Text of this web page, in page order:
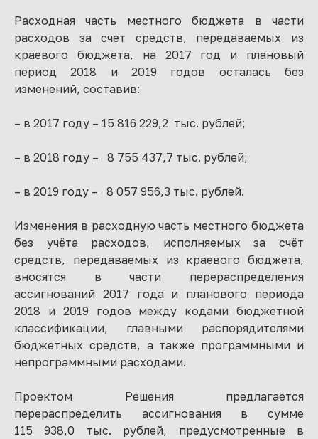
Расходная часть местного бюджета в части
расходов за счет средств, передаваемых из
краевого бюджета, на 2017 год и плановый
период 2018 и 2019 годов осталась без
изменений, составив:
– в 2017 году – 15 816 229,2 тыс. рублей;
– в 2018 году – 8 755 437,7 тыс. рублей;
– в 2019 году – 8 057 956,3 тыс. рублей.
Изменения в расходную часть местного бюджета
без учёта расходов, исполняемых за счёт
средств, передаваемых из краевого бюджета,
вносятся в части перераспределения
ассигнований 2017 года и планового периода
2018 и 2019 годов между кодами бюджетной
классификации, главными распорядителями
бюджетных средств, а также программными и
непрограммными расходами.
Проектом Решения предлагается
перераспределить ассигнования в сумме
115 938,0 тыс. рублей, предусмотренные в